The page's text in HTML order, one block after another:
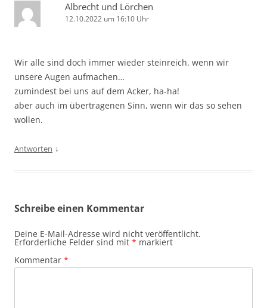
Albrecht und Lörchen
12.10.2022 um 16:10 Uhr
Wir alle sind doch immer wieder steinreich. wenn wir
unsere Augen aufmachen…
zumindest bei uns auf dem Acker, ha-ha!
aber auch im übertragenen Sinn, wenn wir das so sehen
wollen.
Antworten ↓
Schreibe einen Kommentar
Deine E-Mail-Adresse wird nicht veröffentlicht.
Erforderliche Felder sind mit * markiert
Kommentar *